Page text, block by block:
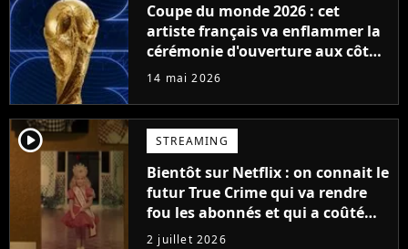
Coupe du monde 2026 : cet
artiste français va enflammer la
cérémonie d'ouverture aux côtés
des superstars Anitta et Katy
14 mai 2026
player2 STREAMING
Bientôt sur Netflix : on connait le
futur True Crime qui va rendre
fou les abonnés et qui a coûté
très cher en amende à CBS
2 juillet 2026